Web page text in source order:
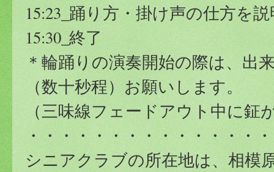
15:23_踊り方・掛け声の仕方を
15:30_終了
＊輪踊りの演奏開始の際は、出
（数十秒程）お願いします。
（三味線フェードアウト中に
・・・・・・・・・・・・・・
シニアクラブの所在地は、相模